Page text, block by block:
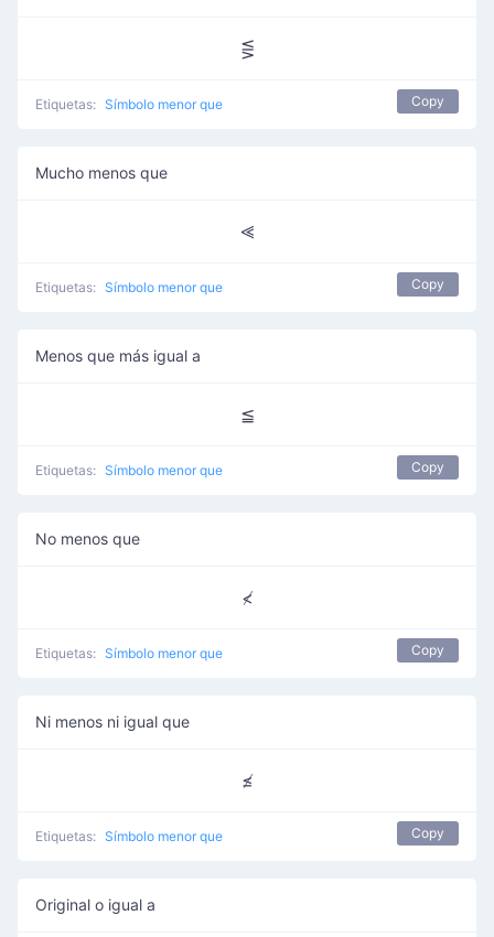
⋚
Etiquetas: Símbolo menor que Copy
Mucho menos que
⪡
Etiquetas: Símbolo menor que Copy
Menos que más igual a
≦
Etiquetas: Símbolo menor que Copy
No menos que
≮
Etiquetas: Símbolo menor que Copy
Ni menos ni igual que
≰
Etiquetas: Símbolo menor que Copy
Original o igual a